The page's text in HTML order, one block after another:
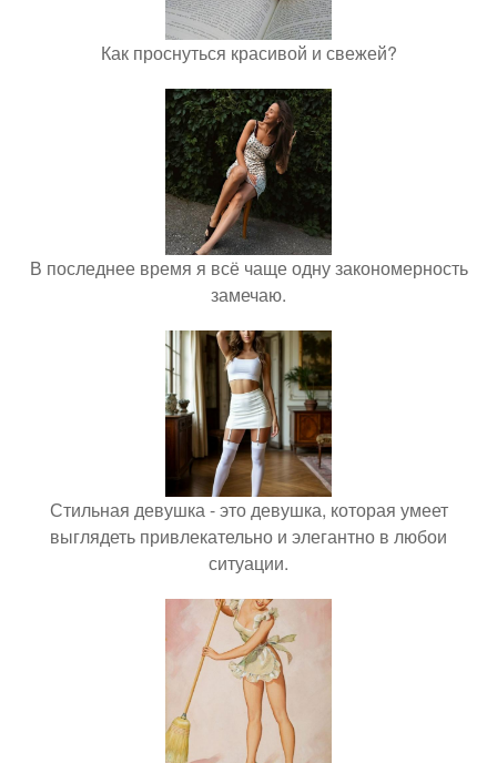
Как проснуться красивой и свежей?
В последнее время я всё чаще одну закономерность
замечаю.
Стильная девушка - это девушка, которая умеет
выглядеть привлекательно и элегантно в любои
ситуации.